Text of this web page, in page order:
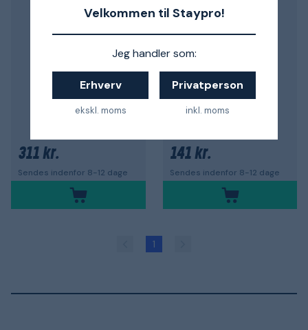
Velkommen til Staypro!
Jeg handler som:
Erhverv
ekskl. moms
Privatperson
inkl. moms
311 kr.
Sendes indenfor 8-12 dage
141 kr.
Sendes indenfor 8-12 dage
1